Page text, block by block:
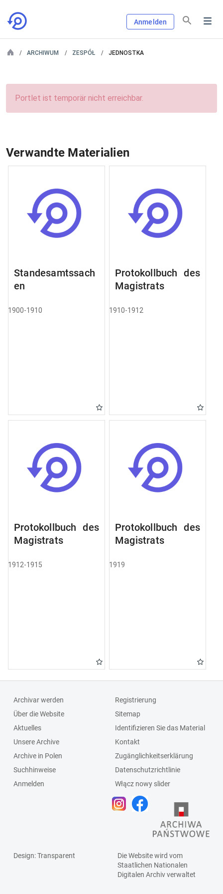
Anmelden
ARCHIWUM ZESPÓŁ JEDNOSTKA
Portlet ist temporär nicht erreichbar.
Verwandte Materialien
Standesamtssach
en
1900-1910
Protokollbuch des
Magistrats
1910-1912
Protokollbuch des
Magistrats
1912-1915
Protokollbuch des
Magistrats
1919
Archivar werden
Über die Website
Aktuelles
Unsere Archive
Archive in Polen
Suchhinweise
Anmelden
Registrierung
Sitemap
Identifizieren Sie das Material
Kontakt
Zugänglichkeitserklärung
Datenschutzrichtlinie
Włącz nowy slider
Design: Transparent
Die Website wird vom
Staatlichen Nationalen
Digitalen Archivverwaltet